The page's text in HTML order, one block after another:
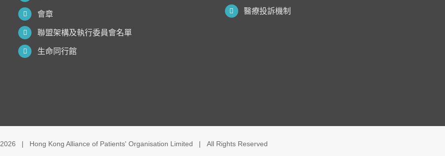
會章
聯盟架構及執行委員會名單
生命同行館
醫療投訴機制
2026 | Hong Kong Alliance of Patients' Organisation Limited | All Rights Reserved